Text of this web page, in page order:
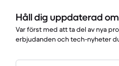
Håll dig uppdaterad
Var först med att ta del av nya
erbjudanden och tech-nyheter